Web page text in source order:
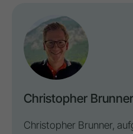
Christopher Brunner
Christopher Brunner,